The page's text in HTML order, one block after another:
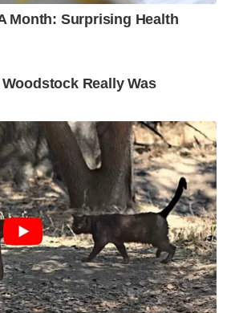
บจะแตกต่างกันในแต่ละภูมิภาค
ใต้ส่วนใหญ่อายุน้อยกว่า 1 ปี ซึ่ง
หญ่เป็นกลุ่มวัยแรงงาน อายุ 20–
สาธารณสุข โดยกรมควบคุมโรค
สุขภาพแห่งชาติ (สปสช.) และ
ได้ร่วมกันดำเนินการเพื่อป้องกัน
ข้มข้นและต่อเนื่องในทุกพื้นที่ จน
คหัดในประเทศไทยดีขึ้นอยู่ในระดับ
อบหมายให้กองระบาดวิทยา และ
วัคซีน ติดตามสถานการณ์โรคหัดทั้ง
ะเทศอย่างใกล้ชิด